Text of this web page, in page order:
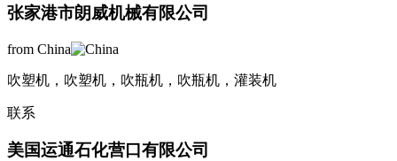
张家港市朗威机械有限公司
from China
吹塑机，吹塑机，吹瓶机，吹瓶机，灌装机
联系
美国运通石化营口有限公司